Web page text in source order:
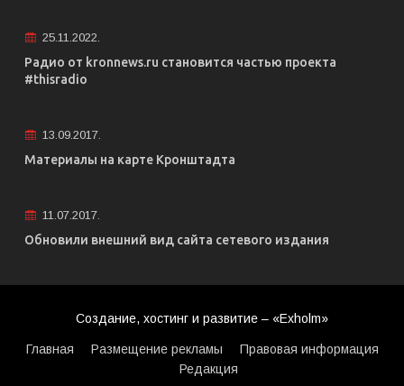
25.11.2022.
Радио от kronnews.ru становится частью проекта
#thisradio
13.09.2017.
Материалы на карте Кронштадта
11.07.2017.
Обновили внешний вид сайта сетевого издания
Создание, хостинг и развитие – «Exholm»
Главная Размещение рекламы
Правовая информация
Редакция